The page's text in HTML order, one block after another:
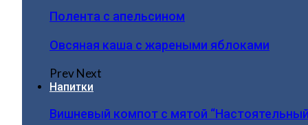
Полента с апельсином
Овсяная каша с жареными яблоками
PrevNext
Напитки
Вишневый компот с мятой